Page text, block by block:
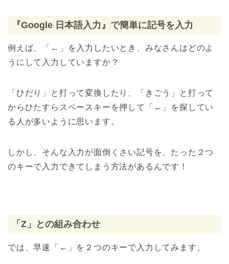
『Google 日本語入力』で簡単に記号を入力
例えば、「←」を入力したいとき、みなさんはどのよ
うにして入力していますか？
「ひだり」と打って変換したり、「きごう」と打って
からひたすらスペースキーを押して「←」を探してい
る人が多いように思います。
しかし、そんな入力が面倒くさい記号を、たった２つ
のキーで入力できてしまう方法があるんです！
「Z」との組み合わせ
では、早速「←」を２つのキーで入力してみます。